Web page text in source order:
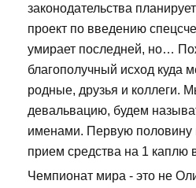
законодательства
проект по введению
умирает последней, но…
благополучный исход куда
родные, друзья и коллеги.
девальвацию, будем
именами. Первую половину
прием средства на 1 каплю
Чемпионат мира - это не